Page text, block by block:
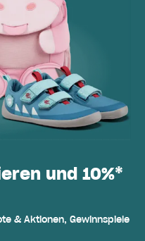
und 10%*
& Aktionen, Gewinnspiele